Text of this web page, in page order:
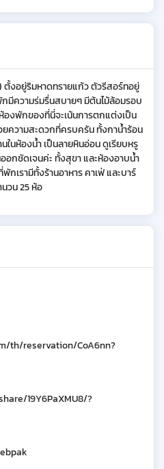
งอยู่ริมหาดทรายแก้ว ตัวรีสอร์ทอยู่
มีความร่มรื่นสบายๆ มีต้นไม้ล้อมรอบ
งพักของที่นี่จะเน้นการตกแต่งเป็น
ความสะดวกที่ครบครัน ทั้งกาน้ำร้อน
ในห้องน้ำ เป็นลายหินอ่อน ดูเรียบหรู
อกชัดเจนค่ะ ทั้งสุขา และห้องอาบน้ำ
กเรามีทั้งร้านอาหาร คาเฟ่ และบาร์
วน 25 ห้อ
th/reservation/CoA6nn?
19Y6PaXMU8/?